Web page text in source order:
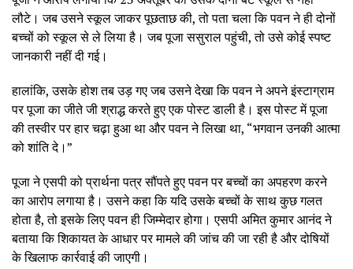
लौटे। जब उसने स्कूल जाकर पूछताछ की, तो पता चला कि पवन ने ही दोनों
बच्चों को स्कूल से ले लिया है। जब पूजा ससुराल पहुंची, तो उसे कोई स्पष्ट
जानकारी नहीं दी गई।
हालांकि, उसके होश तब उड़ गए जब उसने देखा कि पवन ने अपने इंस्टाग्राम
पर पूजा का जीते जी श्राद्ध करते हुए एक पोस्ट डाली है। इस पोस्ट में पूजा
की तस्वीर पर हार चढ़ा हुआ था और पवन ने लिखा था, “भगवान उनकी आत्मा
को शांति दे।”
पूजा ने एसपी को प्रार्थना पत्र सौंपते हुए पवन पर बच्चों का अपहरण करने
का आरोप लगाया है। उसने कहा कि यदि उसके बच्चों के साथ कुछ गलत
होता है, तो इसके लिए पवन ही जिम्मेदार होगा। एसपी अमित कुमार आनंद ने
बताया कि शिकायत के आधार पर मामले की जांच की जा रही है और दोषियों
के खिलाफ कार्रवाई की जाएगी।